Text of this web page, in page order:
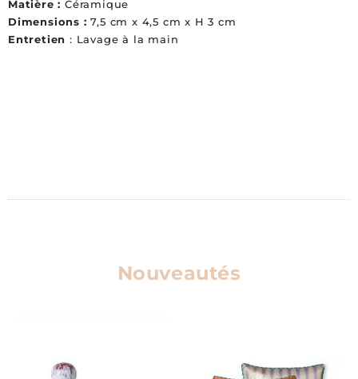
Matière : Céramique
Dimensions :7,5 cm x 4,5 cm x H 3 cm
Entretien : Lavage à la main
Nouveautés